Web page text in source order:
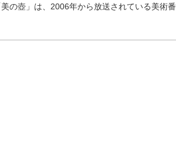
の壺」は、2006年から放送されている美術番